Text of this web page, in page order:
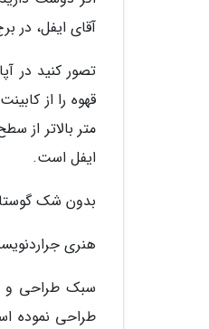
آقای ایفل، در
تصور کنید در
متر بالاتر از
ایفل است.
بدون شک گوستاو
هنری
سبک طراحی و
طراحی نموده